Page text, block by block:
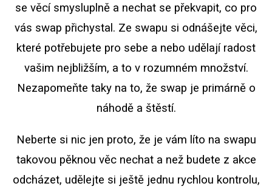
se věcí smysluplně a nechat se překvapit, co pro
vás swap přichystal. Ze swapu si odnášejte věci,
které potřebujete pro sebe a nebo udělají radost
vašim nejbližším, a to v rozumném množství.
Nezapomeňte taky na to, že swap je primárně o
náhodě a štěstí.
Neberte si nic jen proto, že je vám líto na swapu
takovou pěknou věc nechat a než budete z akce
odcházet, udělejte si ještě jednu rychlou kontrolu,